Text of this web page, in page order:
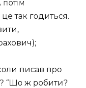
так годиться.
писав про
“Що ж робити?